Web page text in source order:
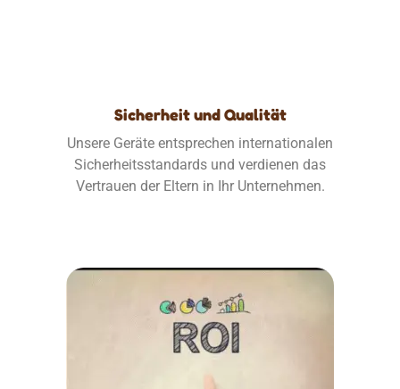
Sicherheit und Qualität
Unsere Geräte entsprechen internationalen
Sicherheitsstandards und verdienen das
Vertrauen der Eltern in Ihr Unternehmen.